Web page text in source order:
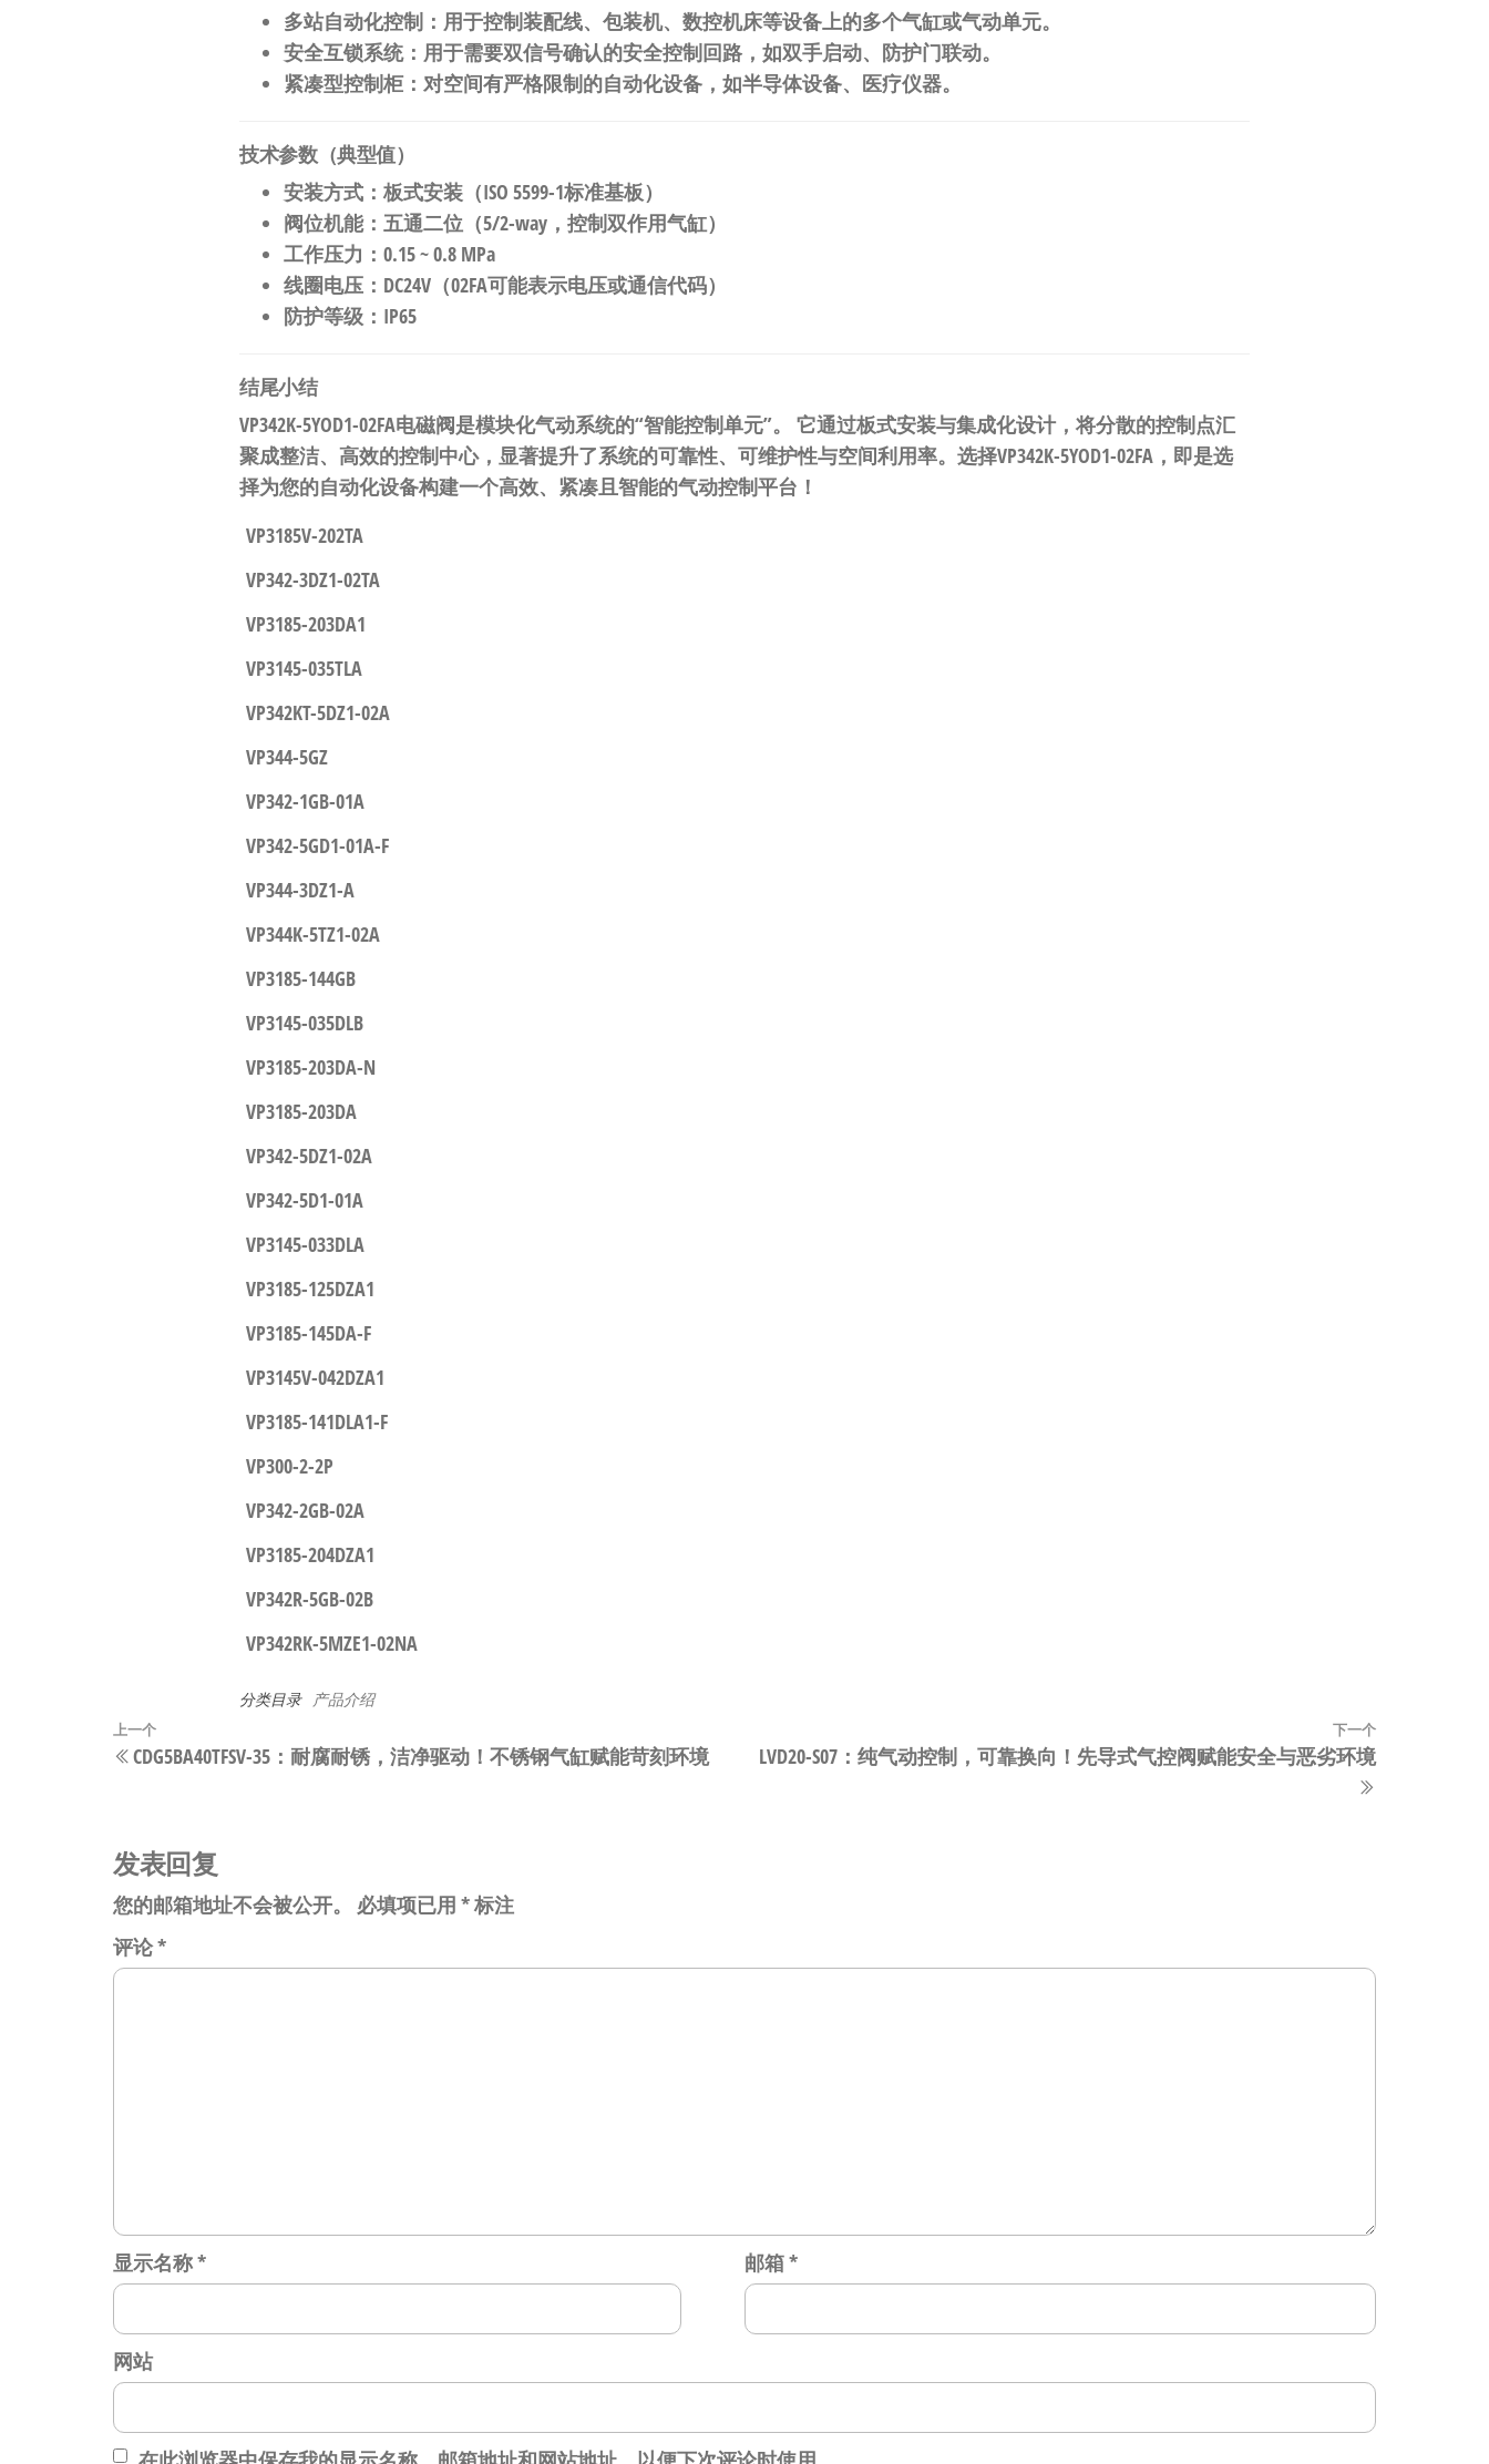
多站自动化控制 ：用于控制装配线、包装机、数控机床等设备上的多个气缸或气动单元。
安全互锁系统：用于需要双信号确认的安全控制回路，如双手启动、防护门联动。
紧凑型控制柜：对空间有严格限制的自动化设备，如半导体设备、医疗仪器。
技术参数（典型值）
安装方式 ：板式安装（ISO 5599-1标准基板）
阀位机能：五通二位（5/2-way，控制双作用气缸）
工作压力 ：0.15 ~ 0.8 MPa
线圈电压 ：DC24V（02FA可能表示电压或通信代码）
防护等级 ：IP65
结尾小结
VP342K-5YOD1-02FA电磁阀是模块化气动系统的“智能控制单元”。
​ 它通过板式安装与集成化设计，将分散的控制点汇
聚成整洁、高效的控制中心，显著提升了系统的可靠性、可维护性与空间利用率。 选择VP342K-5YOD1-02FA，即是选
择为您的自动化设备构建一个高效、紧凑且智能的气动控制平台！
VP3185V-202TA
VP342-3DZ1-02TA
VP3185-203DA1
VP3145-035TLA
VP342KT-5DZ1-02A
VP344-5GZ
VP342-1GB-01A
VP342-5GD1-01A-F
VP344-3DZ1-A
VP344K-5TZ1-02A
VP3185-144GB
VP3145-035DLB
VP3185-203DA-N
VP3185-203DA
VP342-5DZ1-02A
VP342-5D1-01A
VP3145-033DLA
VP3185-125DZA1
VP3185-145DA-F
VP3145V-042DZA1
VP3185-141DLA1-F
VP300-2-2P
VP342-2GB-02A
VP3185-204DZA1
VP342R-5GB-02B
VP342RK-5MZE1-02NA
分类目录 产品介绍
文
章
航
上
一
章
上一个
CDG5BA40TFSV-35：耐腐耐锈，洁净驱动！不锈钢气缸赋能苛刻环境
下
一
下一个
LVD20-S07：纯气动控制，可靠换向！先导式气控阀赋能安全与恶劣环境
发表回复
您的邮箱地址不会被公开。 必填项已用 *标注
评论*
显示名称* 邮箱*
网站